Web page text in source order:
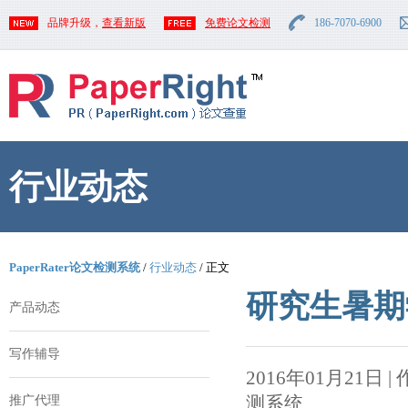
品牌升级， 查看新版 免费论文检测 186-7070-6900
行业动态
PaperRater论文检测系统/ 行业动态 / 正文
产品动态
写作辅导
推广代理
研究生暑
2016年01月21日 |
测系统